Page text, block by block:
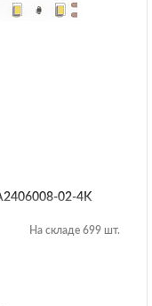
02-4K
На складе 699 шт.